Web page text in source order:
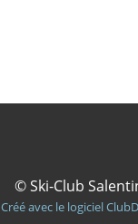
© Ski-Club
Créé avec le logiciel